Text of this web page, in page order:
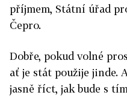
příjmem, Státní úřad
Čepro.
Dobře, pokud volné
ať je stát použije jinde.
jasně říct, jak bude s